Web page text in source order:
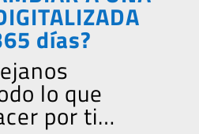
días?
lo que
por ti…